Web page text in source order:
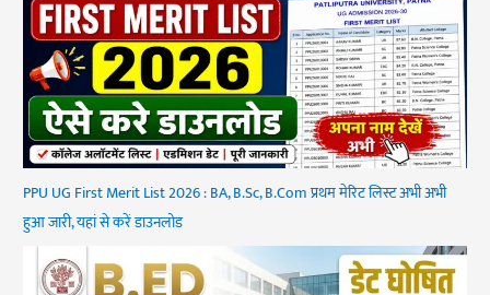
PPU UG First Merit List 2026 : BA, B.Sc, B.Com प्रथम मेरिट लिस्ट अभी अभी
हुआ जारी, यहां से करें डाउनलोड